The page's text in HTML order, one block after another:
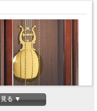
見る ▼